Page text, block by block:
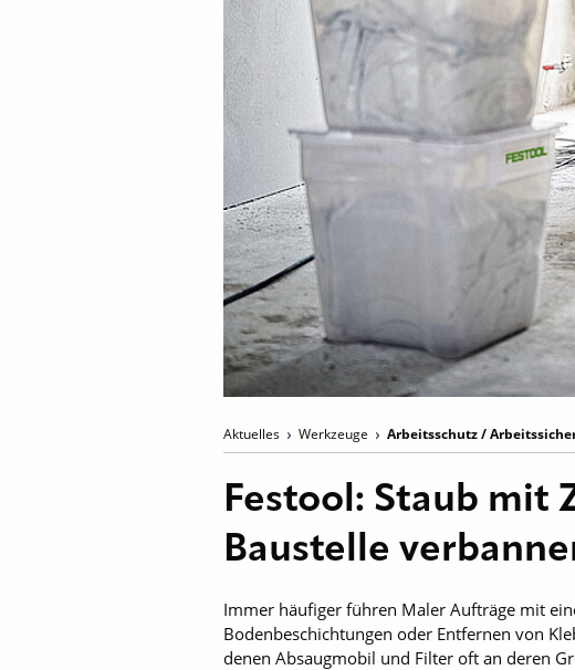
Aktuelles Werkzeuge Arbeitsschutz /
Festool: Staub mit
Baustelle
Immer häufiger führen Maler Aufträge mit
Bodenbeschichtungen oder Entfernen von
denen Absaugmobil und Filter oft an deren